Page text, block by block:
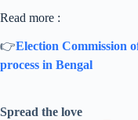
Read more :
👉Election Commission
process in Bengal
Spread the love